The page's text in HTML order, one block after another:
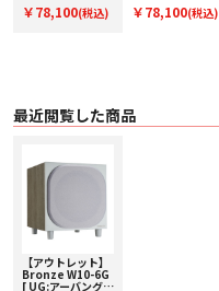
ード91-100071】
￥78,100(税込) 91-100073】サブ
￥78,100(税込)
最近閲覧した商品
【アウトレット】
Bronze W10-6G
[ UG:アーバング